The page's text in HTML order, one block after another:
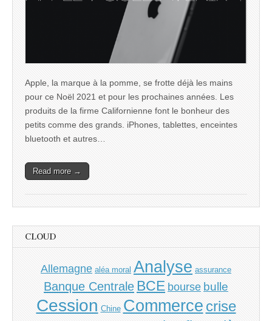
Apple, la marque à la pomme, se frotte déjà les mains
pour ce Noël 2021 et pour les prochaines années. Les
produits de la firme Californienne font le bonheur des
petits comme des grands. iPhones, tablettes, enceintes
bluetooth et autres…
Read more →
CLOUD
Allemagne aléa moral Analyse assurance
Banque Centrale BCE bourse bulle
Cession Chine Commerce crise